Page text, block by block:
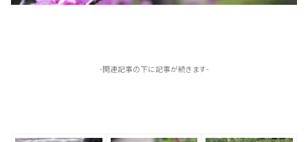
-関連記事の下に記事が続きます-